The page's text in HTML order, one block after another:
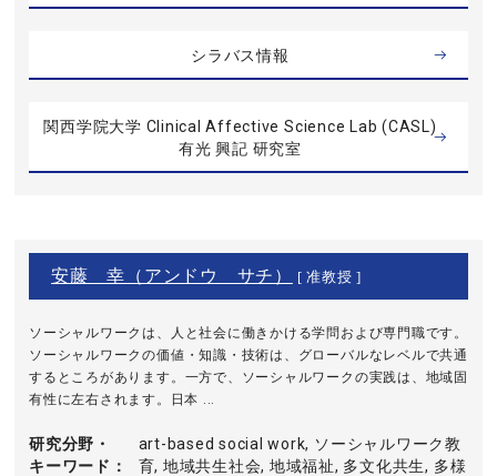
シラバス情報
関西学院大学 Clinical Affective Science Lab (CASL)
有光 興記 研究室
安藤 幸（アンドウ サチ） [ 准教授 ]
ソーシャルワークは、人と社会に働きかける学問および専門職です。
ソーシャルワークの価値・知識・技術は、グローバルなレベルで共通
するところがあります。一方で、ソーシャルワークの実践は、地域固
有性に左右されます。日本 ...
研究分野・
キーワード
art-based social work, ソーシャルワーク教
育, 地域共生社会, 地域福祉, 多文化共生, 多様